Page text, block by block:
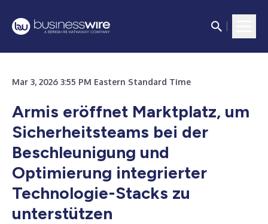
Mar 3, 2026 3:55 PM Eastern Standard Time
Armis eröffnet Marktplatz, um
Sicherheitsteams bei der
Beschleunigung und
Optimierung integrierter
Technologie-Stacks zu
unterstützen